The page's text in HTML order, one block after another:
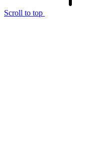
Scroll to top